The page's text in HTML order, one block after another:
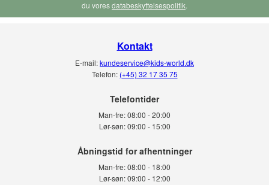
du voresdatabeskyttelsespolitik.
Kontakt
E-mail:kundeservice@kids-world.dk
Telefon: (+45) 32 17 35 75
Telefontider
Man-fre:08:00 - 20:00
Lør-søn: 09:00 - 15:00
Man-fre:08:00 - 18:00
Lør-søn:09:00 - 12:00